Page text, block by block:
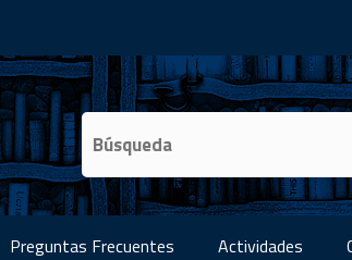
Preguntas Frecuentes Actividades